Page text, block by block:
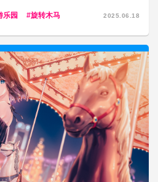
乐园 旋转木马 2025.06.18